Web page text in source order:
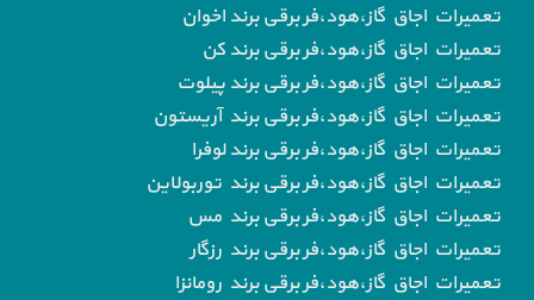
تعمیرات اجاق گاز،هود،فر برقی برند اخوان
تعمیرات اجاق گاز،هود،فر برقی برند کن
تعمیرات اجاق گاز،هود،فر برقی برند پیلوت
تعمیرات اجاق گاز،هود،فر برقی برند آریستون
تعمیرات اجاق گاز،هود،فر برقی برند لوفرا
تعمیرات اجاق گاز،هود،فر برقی برند توربولاین
تعمیرات اجاق گاز،هود،فر برقی برند مس
تعمیرات اجاق گاز،هود،فر برقی برند رزگار
تعمیرات اجاق گاز،هود،فر برقی برند رومانزا